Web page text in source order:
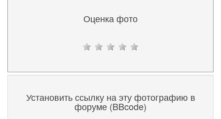
Оценка фото
Установить ссылку на эту фотографию в
форуме (BBcode)